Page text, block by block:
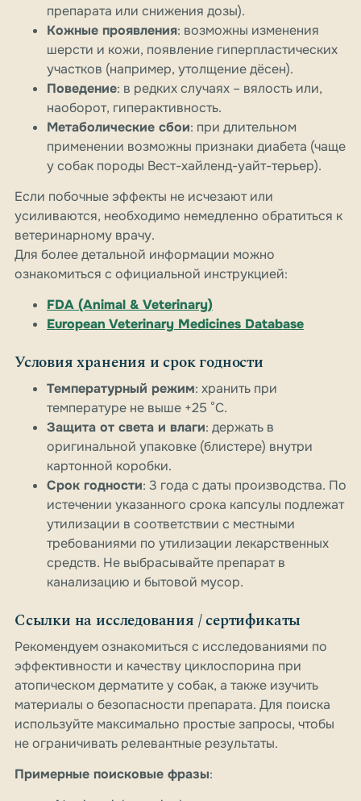
препарата или снижения дозы).
Кожные проявления: возможны изменения
шерсти и кожи, появление гиперпластических
участков (например, утолщение дёсен).
Поведение: в редких случаях – вялость или,
наоборот, гиперактивность.
Метаболические сбои: при длительном
применении возможны признаки диабета (чаще
у собак породы Вест-хайленд-уайт-терьер).
Если побочные эффекты не исчезают или
усиливаются, необходимо немедленно обратиться к
ветеринарному врачу.
Для более детальной информации можно
ознакомиться с официальной инструкцией:
FDA (Animal & Veterinary)
European Veterinary Medicines Database
Условия хранения и срок годности
Температурный режим: хранить при
температуре не выше +25 °C.
Защита от света и влаги: держать в
оригинальной упаковке (блистере) внутри
картонной коробки.
Срок годности: 3 года с даты производства. По
истечении указанного срока капсулы подлежат
утилизации в соответствии с местными
требованиями по утилизации лекарственных
средств. Не выбрасывайте препарат в
канализацию и бытовой мусор.
Ссылки на исследования / сертификаты
Рекомендуем ознакомиться с исследованиями по
эффективности и качеству циклоспорина при
атопическом дерматите у собак, а также изучить
материалы о безопасности препарата. Для поиска
используйте максимально простые запросы, чтобы
не ограничивать релевантные результаты.
Примерные поисковые фразы: